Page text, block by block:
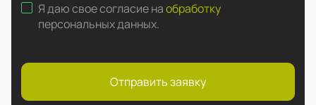
Я даю свое согласие наобработку
персональных данных.
Отправить заявку